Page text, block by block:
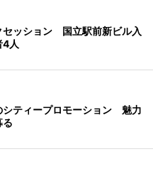
セッション 国立駅前新ビル入
4人
シティープロモーション 魅力
る